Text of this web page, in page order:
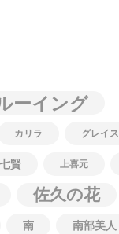
ーイング
カリラ グレイス
七賢 上喜元
佐久の花
南 南部美人